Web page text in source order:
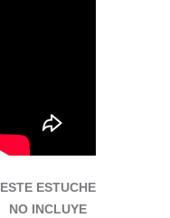
ESTE ESTUCHE
NO INCLUYE